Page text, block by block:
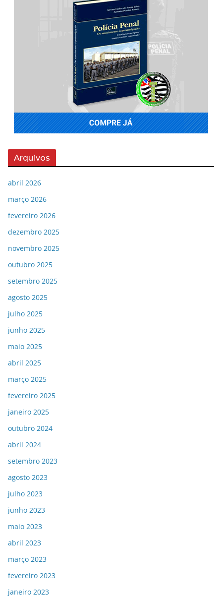
Arquivos
abril 2026
março 2026
fevereiro 2026
dezembro 2025
novembro 2025
outubro 2025
setembro 2025
agosto 2025
julho 2025
junho 2025
maio 2025
abril 2025
março 2025
fevereiro 2025
janeiro 2025
outubro 2024
abril 2024
setembro 2023
agosto 2023
julho 2023
junho 2023
maio 2023
abril 2023
março 2023
fevereiro 2023
janeiro 2023